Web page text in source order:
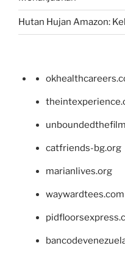
Hutan Hujan Amazon:
catfriends-bg.org
marianlives.org
waywardtees.com